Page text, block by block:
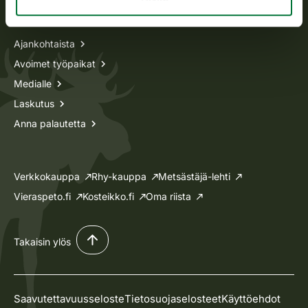
Tietoa meistä
Ajankohtaista
Avoimet työpaikat
Medialle
Laskutus
Anna palautetta
Verkkokauppa Rhy-kauppa
Metsästäjä-lehti
Vieraspeto.fi
Kosteikko.fi Oma riista
Takaisin ylös
SaavutettavuusselosteTietosuojaselosteetKäyttöehdot